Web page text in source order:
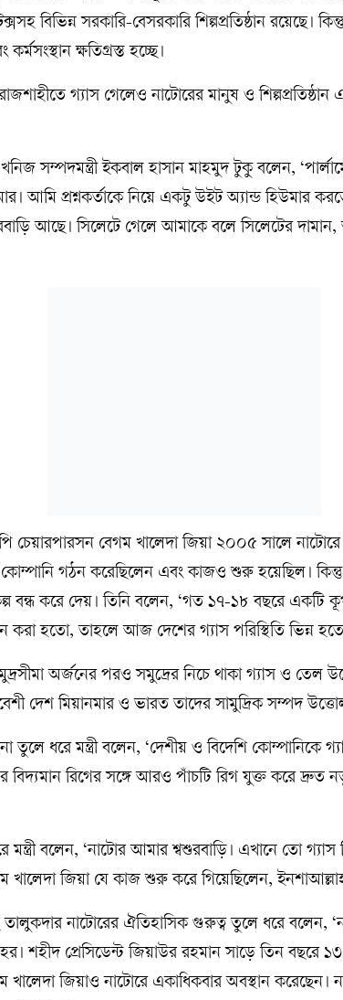
বিভিন্ন সরকারি-বেসরকারি শিল্পপ্রতিষ্ঠান রয়েছে।
ক্ষতিগ্রস্ত হচ্ছে।
গ্যাস গেলেও নাটোরের মানুষ ও শিল্পপ্রতিষ্ঠান
সম্পদমন্ত্রী ইকবাল হাসান মাহমুদ টুকু বলেন,
আমি প্রশ্নকর্তাকে নিয়ে একটু উইট অ্যান্ড হিউমার
আছে। সিলেটে গেলে আমাকে বলে সিলেটের
চেয়ারপারসন বেগম খালেদা জিয়া ২০০৫ সালে
কোম্পানি গঠন করেছিলেন এবং কাজও শুরু হয়েছিল।
বন্ধ করে দেয়। তিনি বলেন, ‘গত ১৭-১৮ বছরে একটি
করা হতো, তাহলে আজ দেশের গ্যাস পরিস্থিতি ভিন্ন
অর্জনের পরও সমুদ্রের নিচে থাকা গ্যাস ও তেল
দেশ মিয়ানমার ও ভারত তাদের সামুদ্রিক সম্পদ
তুলে ধরে মন্ত্রী বলেন, ‘দেশীয় ও বিদেশি কোম্পানিকে
বিদ্যমান রিগের সঙ্গে আরও পাঁচটি রিগ যুক্ত করে
মন্ত্রী বলেন, ‘নাটোর আমার শ্বশুরবাড়ি। এখানে তো
খালেদা জিয়া যে কাজ শুরু করে গিয়েছিলেন,
নাটোরের ঐতিহাসিক গুরুত্ব তুলে ধরে বলেন,
শহীদ প্রেসিডেন্ট জিয়াউর রহমান সাড়ে তিন বছরে
খালেদা জিয়াও নাটোরে একাধিকবার অবস্থান